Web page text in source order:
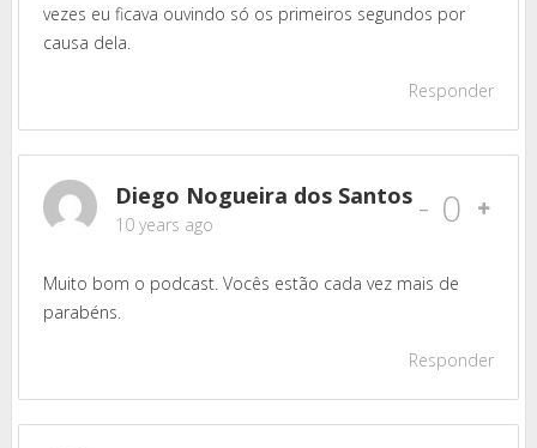
vezes eu ficava ouvindo só os primeiros segundos por
causa dela.
Responder
Diego Nogueira dos Santos
10 years ago - 0
Muito bom o podcast. Vocês estão cada vez mais de
parabéns.
Responder